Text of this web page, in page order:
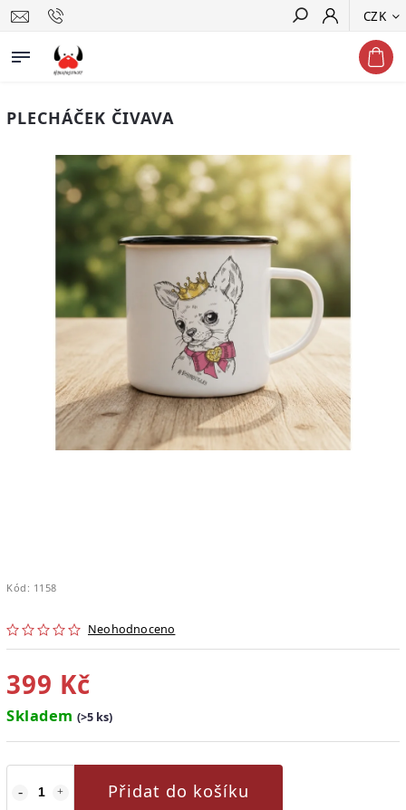
CZK
Hledat
PLECHÁČEK ČIVAVA
Kód: 1158
Neohodnoceno
399 Kč
Skladem (>5 ks)
Přidat do košíku